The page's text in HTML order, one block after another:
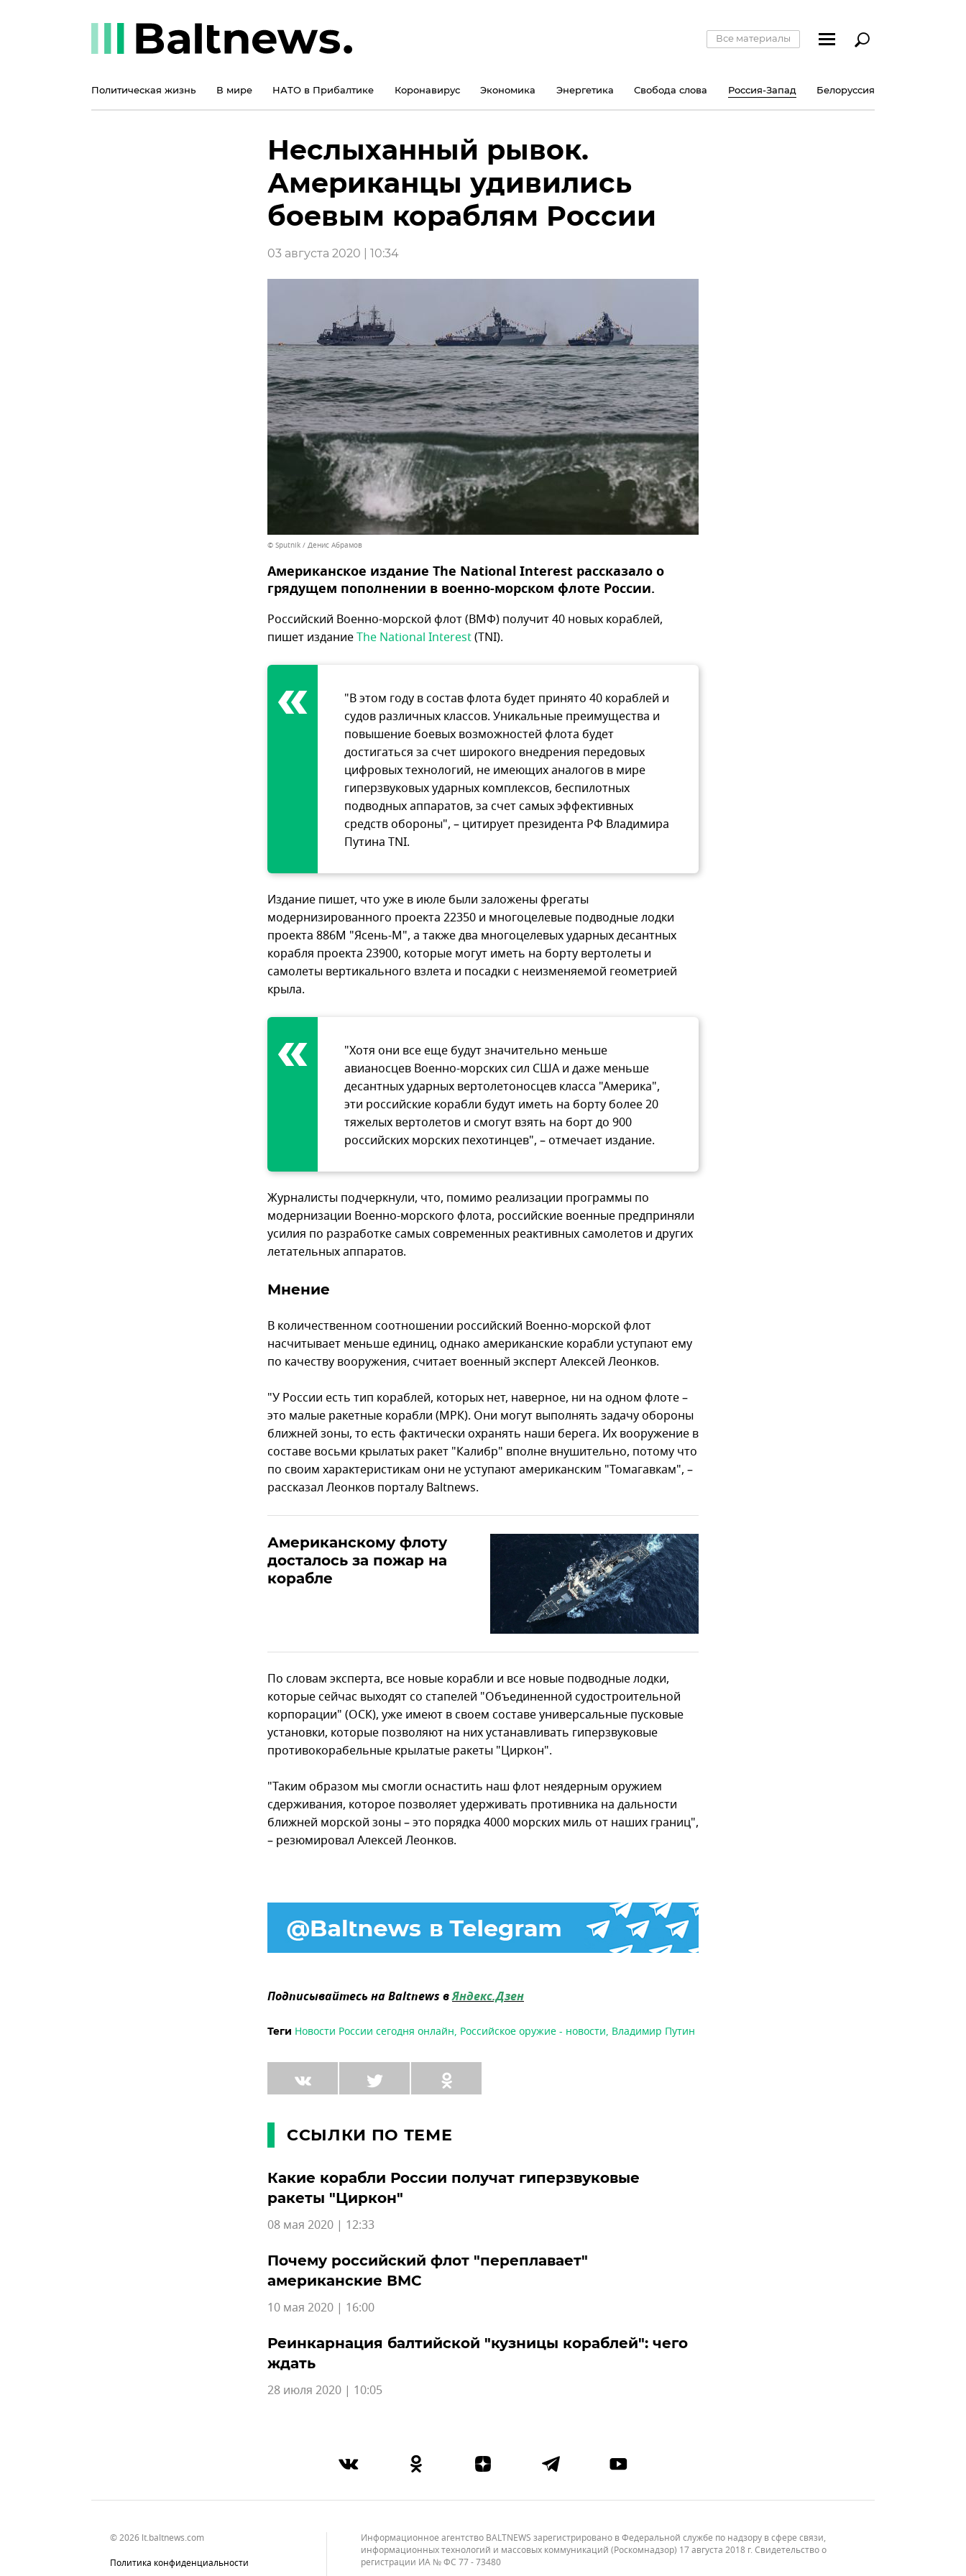
Все материалы
Политическая жизнь В мире НАТО в Прибалтике Коронавирус Экономика Энергетика Свобода слова Россия-Запад Белоруссия
Неслыханный рывок.
Американцы удивились
боевым кораблям России
03 августа 2020 | 10:34
© Sputnik / Денис Абрамов
Американское издание The National Interest рассказало о
грядущем пополнении в военно-морском флоте России.
Российский Военно-морской флот (ВМФ) получит 40 новых кораблей,
пишет изданиеThe National Interest(TNI).
"В этом году в состав флота будет принято 40 кораблей и
судов различных классов. Уникальные преимущества и
повышение боевых возможностей флота будет
достигаться за счет широкого внедрения передовых
цифровых технологий, не имеющих аналогов в мире
гиперзвуковых ударных комплексов, беспилотных
подводных аппаратов, за счет самых эффективных
средств обороны", – цитирует президента РФ Владимира
Путина TNI.
Издание пишет, что уже в июле были заложены фрегаты
модернизированного проекта 22350 и многоцелевые подводные лодки
проекта 886М "Ясень-М", а также два многоцелевых ударных десантных
корабля проекта 23900, которые могут иметь на борту вертолеты и
самолеты вертикального взлета и посадки с неизменяемой геометрией
крыла.
"Хотя они все еще будут значительно меньше
авианосцев Военно-морских сил США и даже меньше
десантных ударных вертолетоносцев класса "Америка",
эти российские корабли будут иметь на борту более 20
тяжелых вертолетов и смогут взять на борт до 900
российских морских пехотинцев", – отмечает издание.
Журналисты подчеркнули, что, помимо реализации программы по
модернизации Военно-морского флота, российские военные предприняли
усилия по разработке самых современных реактивных самолетов и других
летательных аппаратов.
Мнение
В количественном соотношении российский Военно-морской флот
насчитывает меньше единиц, однако американские корабли уступают ему
по качеству вооружения, считает военный эксперт Алексей Леонков.
"У России есть тип кораблей, которых нет, наверное, ни на одном флоте –
это малые ракетные корабли (МРК). Они могут выполнять задачу обороны
ближней зоны, то есть фактически охранять наши берега. Их вооружение в
составе восьми крылатых ракет "Калибр" вполне внушительно, потому что
по своим характеристикам они не уступают американским "Томагавкам", –
рассказал Леонков порталу Baltnews.
Американскому флоту
досталось за пожар на
корабле
По словам эксперта, все новые корабли и все новые подводные лодки,
которые сейчас выходят со стапелей "Объединенной судостроительной
корпорации" (ОСК), уже имеют в своем составе универсальные пусковые
установки, которые позволяют на них устанавливать гиперзвуковые
противокорабельные крылатые ракеты "Циркон".
"Таким образом мы смогли оснастить наш флот неядерным оружием
сдерживания, которое позволяет удерживать противника на дальности
ближней морской зоны – это порядка 4000 морских миль от наших границ",
– резюмировал Алексей Леонков.
Подписывайтесь на Baltnews вЯндекс.Дзен
Теги Новости России сегодня онлайн, Российское оружие - новости, Владимир Путин
ССЫЛКИ ПО ТЕМЕ
Какие корабли России получат гиперзвуковые
ракеты "Циркон"
08 мая 2020 | 12:33
Почему российский флот "переплавает"
американские ВМС
10 мая 2020 | 16:00
Реинкарнация балтийской "кузницы кораблей": чего
ждать
28 июля 2020 | 10:05
© 2026 lt.baltnews.com
Политика конфиденциальности
Информационное агентство BALTNEWS зарегистрировано в Федеральной службе по надзору в сфере связи,
информационных технологий и массовых коммуникаций (Роскомнадзор) 17 августа 2018 г. Свидетельство о
регистрации ИА № ФС 77 - 73480